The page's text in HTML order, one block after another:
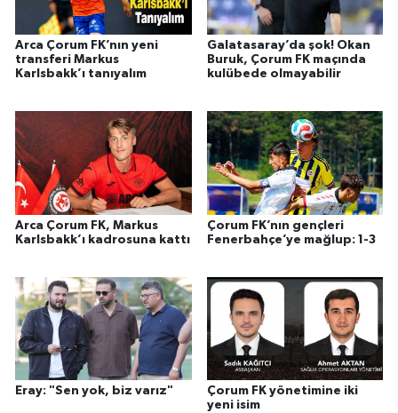
Arca Çorum FK’nın yeni
transferi Markus
Karlsbakk’ı tanıyalım
Galatasaray’da şok! Okan
Buruk, Çorum FK maçında
kulübede olmayabilir
Arca Çorum FK, Markus
Karlsbakk’ı kadrosuna kattı
Çorum FK’nın gençleri
Fenerbahçe’ye mağlup: 1-3
Eray: "Sen yok, biz varız"
Çorum FK yönetimine iki
yeni isim